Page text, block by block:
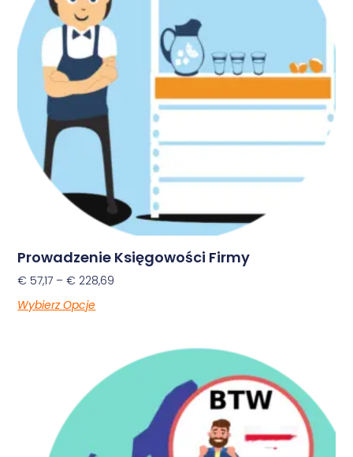
Prowadzenie Księgowości Firmy
€ 57,17 – € 228,69
Wybierz Opcje